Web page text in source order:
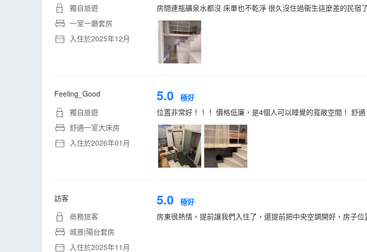
獨自旅遊
一室一廳套房
入住於2025年12月
房間連瓶礦泉水都沒 床單也不乾淨 很久沒住過衞生這麼差的民宿
Feeling_Good
獨自旅遊
舒適一室大床房
入住於2026年01月
5.0 極好
位置非常好！！！ 價格低廉，是4個人可以睡覺的寬敞空間！ 舒
訪客
商務旅客
城景|陽台套房
入住於2025年11月
5.0 極好
房東很熱情，提前讓我們入住了，還提前把中央空調開好，房子